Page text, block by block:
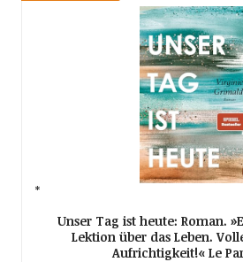
Unser Tag ist heute: Roman.
Lektion über das Leben.
Aufrichtigkeit!« Le